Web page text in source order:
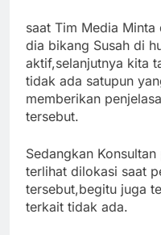
saat Tim Media
dia bikang Susah di
aktif,selanjutnya kita
tidak ada satupun
memberikan
tersebut.
Sedangkan
terlihat dilokasi saat
tersebut,begitu juga
terkait tidak ada.